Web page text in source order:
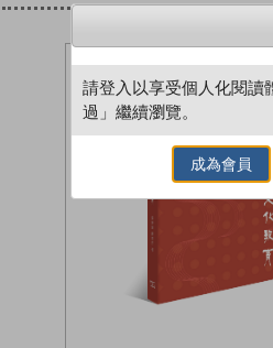
請登入以享受個人化閱讀
過」繼續瀏覽。
成為會員